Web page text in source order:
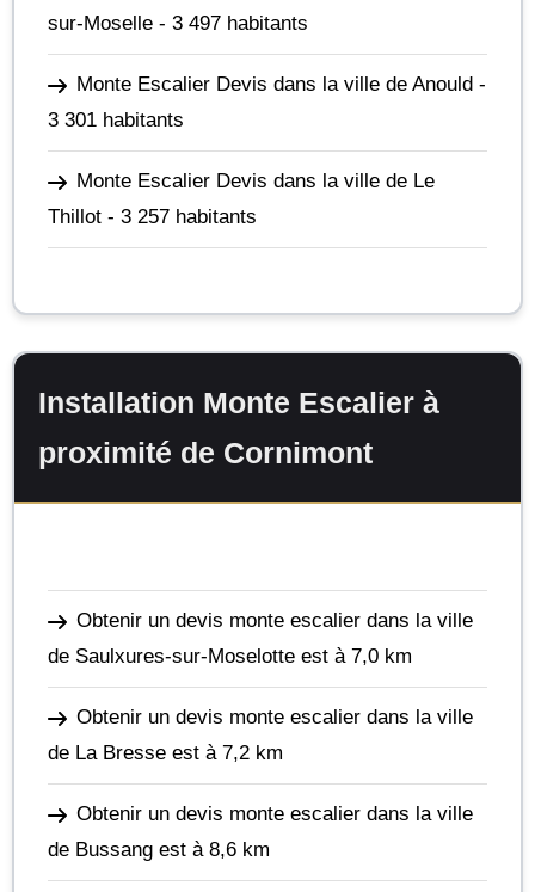
sur-Moselle - 3 497 habitants
Monte Escalier Devis dans la ville de Anould -
3 301 habitants
Monte Escalier Devis dans la ville de Le
Thillot - 3 257 habitants
Installation Monte Escalier à
proximité de Cornimont
Obtenir un devis monte escalier dans la ville
de Saulxures-sur-Moselotte est à 7,0 km
Obtenir un devis monte escalier dans la ville
de La Bresse est à 7,2 km
Obtenir un devis monte escalier dans la ville
de Bussang est à 8,6 km